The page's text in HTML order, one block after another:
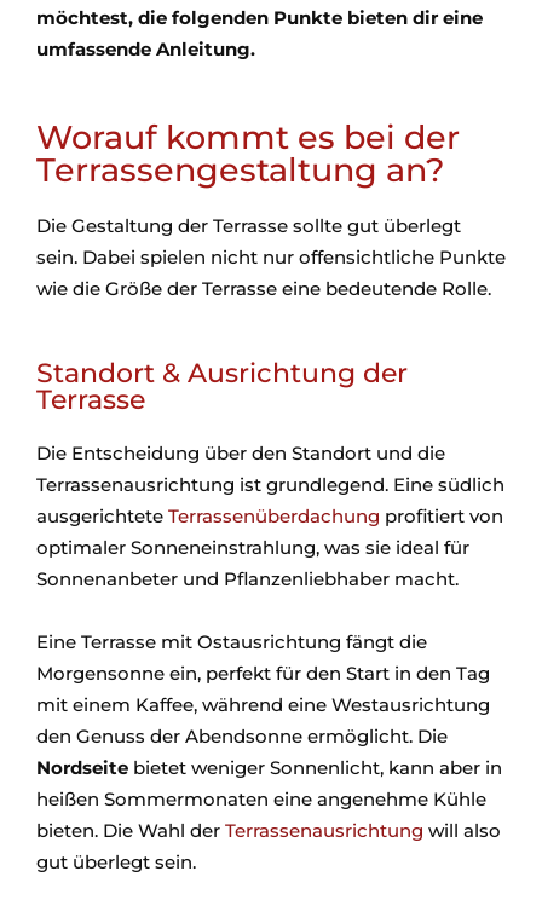
möchtest, die folgenden Punkte bieten dir eine
umfassende Anleitung.
Worauf kommt es bei der
Terrassengestaltung an?
Die Gestaltung der Terrasse sollte gut überlegt
sein. Dabei spielen nicht nur offensichtliche Punkte
wie die Größe der Terrasse eine bedeutende Rolle.
Standort & Ausrichtung der
Terrasse
Die Entscheidung über den Standort und die
Terrassenausrichtung ist grundlegend. Eine südlich
ausgerichtete Terrassenüberdachung profitiert von
optimaler Sonneneinstrahlung, was sie ideal für
Sonnenanbeter und Pflanzenliebhaber macht.
Eine Terrasse mit Ostausrichtung fängt die
Morgensonne ein, perfekt für den Start in den Tag
mit einem Kaffee, während eine Westausrichtung
den Genuss der Abendsonne ermöglicht. Die
Nordseite bietet weniger Sonnenlicht, kann aber in
heißen Sommermonaten eine angenehme Kühle
bieten. Die Wahl der Terrassenausrichtung will also
gut überlegt sein.